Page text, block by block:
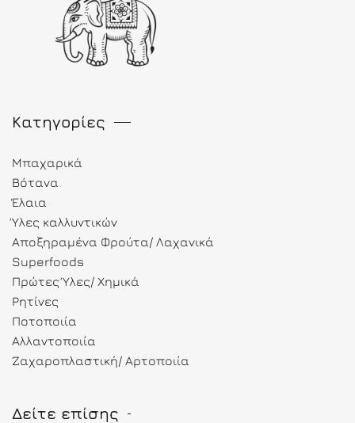
Κατηγορίες
Μπαχαρικά
Βότανα
Έλαια
Ύλες καλλυντικών
Αποξηραμένα Φρούτα/ Λαχανικά
Superfoods
Πρώτες Ύλες/ Χημικά
Ρητίνες
Ποτοποιία
Αλλαντοποιία
Ζαχαροπλαστική/ Αρτοποιία
Δείτε επίσης